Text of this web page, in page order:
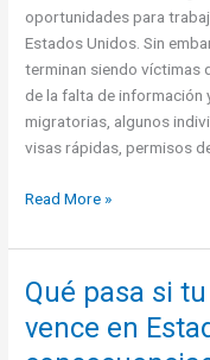
oportunidades para
Estados Unidos. Sin
terminan siendo víctimas
de la falta de información
migratorias, algunos
visas rápidas, permisos
3
de
para
detectar
estafas
Read More »
Qué pasa si
vence en